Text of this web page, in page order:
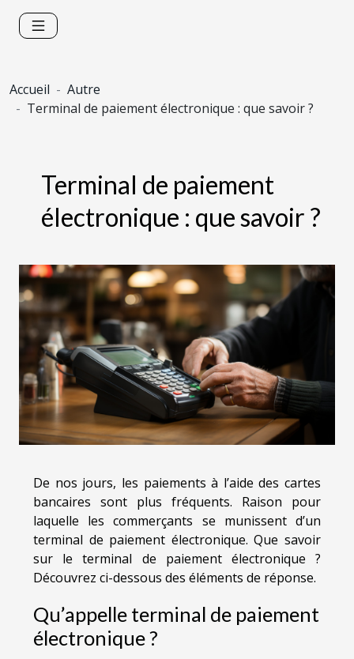
Accueil
Autre
Terminal de paiement électronique : que savoir ?
Terminal de paiement
électronique : que savoir ?
De nos jours, les paiements à l’aide des cartes
bancaires sont plus fréquents. Raison pour
laquelle les commerçants se munissent d’un
terminal de paiement électronique. Que savoir
sur le terminal de paiement électronique ?
Découvrez ci-dessous des éléments de réponse.
Qu’appelle terminal de paiement
électronique ?